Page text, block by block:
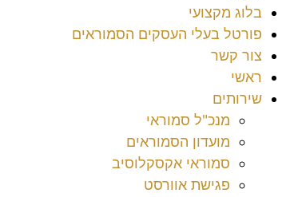
בלוג מקצועי
פורטל בעלי העסקים הסמוראים
צור קשר
ראשי
שירותים
מנכ"ל סמוראי
מועדון הסמוראים
סמוראי אקסקלוסיב
פגישת אוורסט